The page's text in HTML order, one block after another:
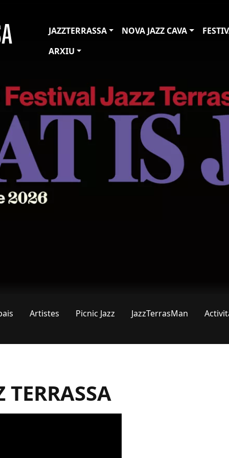
JAZZTERRASSA
NOVA JAZZ CAVA
ARXIU
Artistes Picnic Jazz JazzTerrasMan
TERRASSA